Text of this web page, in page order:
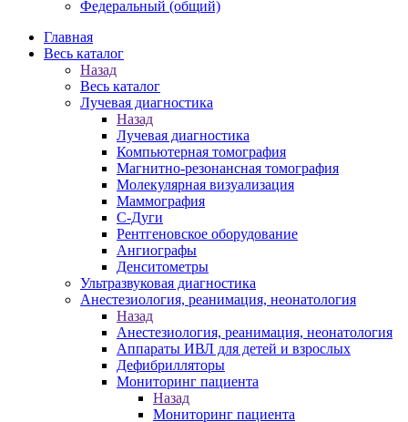
Федеральный (общий)
Главная
Весь каталог
Назад
Весь каталог
Лучевая диагностика
Назад
Лучевая диагностика
Компьютерная томография
Магнитно-резонансная томография
Молекулярная визуализация
Маммография
С-Дуги
Рентгеновское оборудование
Ангиографы
Денситометры
Ультразвуковая диагностика
Анестезиология, реанимация, неонатология
Назад
Анестезиология, реанимация, неонатология
Аппараты ИВЛ для детей и взрослых
Дефибрилляторы
Мониторинг пациента
Назад
Мониторинг пациента